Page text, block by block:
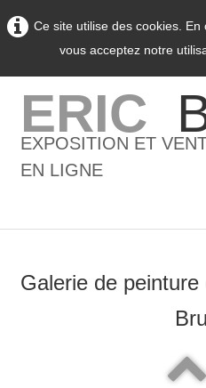
Ce site utilise des cookies.
vous acceptez notre
ERIC
EXPOSITION ET
EN LIGNE
0
Galerie de